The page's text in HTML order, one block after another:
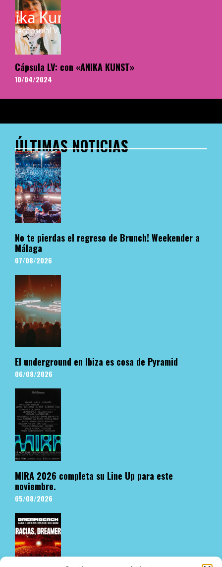
Cápsula LV: con «ANIKA KUNST»
10/04/2024
ÚLTIMAS NOTICIAS
No te pierdas el regreso de Brunch! Weekender a
Málaga
07/08/2026
El underground en Ibiza es cosa de Pyramid
06/08/2026
MIRA 2026 completa su Line Up para este
noviembre.
05/08/2026